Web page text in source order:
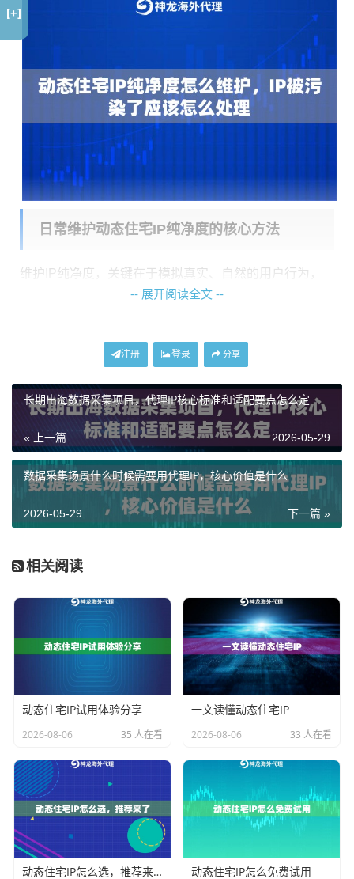
日常维护动态住宅IP纯净度的核心方法
维护IP纯净度，关键在于模拟真实、自然的用户行为，
并做好隔离管理。以下是几个行之有效的核心方法：
时，你的操作行为不能像机器一样规律和频繁。避免在
速点击、批量注册或高频次数据抓取。尽量让操作间隔
随机化，浏览路径多样化，就像真实用户在闲逛一样。
2. 业务隔离使用：强烈建议将不同的业务分配给不同的
动态住宅IP。例如，用于社交媒体管理的IP，就不要同时
用于电商数据采集；用于市场调研的IP，也不要拿去登
录重要账号。这样做可以有效防止因某一项业务出问题
一个IP长期不间断地使用。可以根据业务需要，设定合
理的IP更换频率。对于短时任务，使用短效动态IP代理更
为合适；对于需要长期在线但不要求固定IP的业务，动
态住宅IP的轮换功能就能很好地维持纯净度。
4. 选择优质的服务提供商：
维护的前提是IP源本身足够
干净。一个拥有庞大、纯净IP池的服务商，其IP被污染的
万的纯净IP资源，并通过机器与人工结合的方式实时更
新去重，从源头上保障了IP池的质量，为用户维护IP纯净
度打下了坚实基础。
5. 配合浏览器环境隔离：除了IP地址，网站还会检测浏
-- 展开阅读全文 --
注册 登录 分享
长期出海数据采集项目，代理IP核心标准和适配要点怎么定
« 上一篇 2026-05-29
数据采集场景什么时候需要用代理IP，核心价值是什么
下一篇 »
2026-05-29
相关阅读
动态住宅IP试用体验分享
2026-08-06 35 人在看
一文读懂动态住宅IP
2026-08-06 33 人在看
动态住宅IP怎么选，推荐来了 动态住宅IP怎么免费试用
[+]